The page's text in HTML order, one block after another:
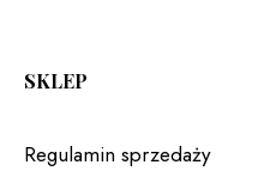
SKLEP
Regulamin sprzedaży